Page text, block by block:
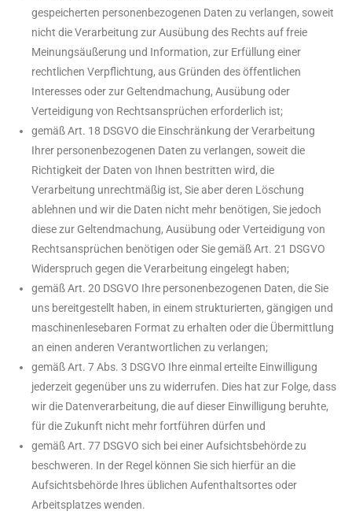
gespeicherten personenbezogenen Daten zu verlangen, soweit
nicht die Verarbeitung zur Ausübung des Rechts auf freie
Meinungsäußerung und Information, zur Erfüllung einer
rechtlichen Verpflichtung, aus Gründen des öffentlichen
Interesses oder zur Geltendmachung, Ausübung oder
Verteidigung von Rechtsansprüchen erforderlich ist;
gemäß Art. 18 DSGVO die Einschränkung der Verarbeitung
Ihrer personenbezogenen Daten zu verlangen, soweit die
Richtigkeit der Daten von Ihnen bestritten wird, die
Verarbeitung unrechtmäßig ist, Sie aber deren Löschung
ablehnen und wir die Daten nicht mehr benötigen, Sie jedoch
diese zur Geltendmachung, Ausübung oder Verteidigung von
Rechtsansprüchen benötigen oder Sie gemäß Art. 21 DSGVO
Widerspruch gegen die Verarbeitung eingelegt haben;
gemäß Art. 20 DSGVO Ihre personenbezogenen Daten, die Sie
uns bereitgestellt haben, in einem strukturierten, gängigen und
maschinenlesebaren Format zu erhalten oder die Übermittlung
an einen anderen Verantwortlichen zu verlangen;
gemäß Art. 7 Abs. 3 DSGVO Ihre einmal erteilte Einwilligung
jederzeit gegenüber uns zu widerrufen. Dies hat zur Folge, dass
wir die Datenverarbeitung, die auf dieser Einwilligung beruhte,
für die Zukunft nicht mehr fortführen dürfen und
gemäß Art. 77 DSGVO sich bei einer Aufsichtsbehörde zu
beschweren. In der Regel können Sie sich hierfür an die
Aufsichtsbehörde Ihres üblichen Aufenthaltsortes oder
Arbeitsplatzes wenden.